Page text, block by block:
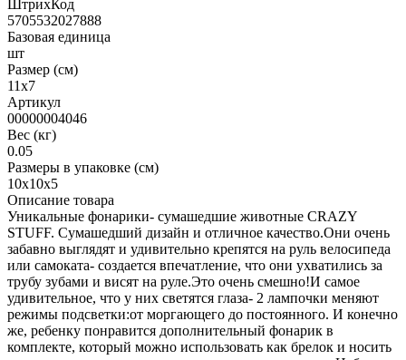
ШтрихКод
5705532027888
Базовая единица
шт
Размер (см)
11х7
Артикул
00000004046
Вес (кг)
0.05
Размеры в упаковке (см)
10х10х5
Описание товара
Уникальные фонарики- сумашедшие животные CRAZY
STUFF. Сумашедший дизайн и отличное качество.Они очень
забавно выглядят и удивительно крепятся на руль велосипеда
или самоката- создается впечатление, что они ухватились за
трубу зубами и висят на руле.Это очень смешно!И самое
удивительное, что у них светятся глаза- 2 лампочки меняют
режимы подсветки:от моргающего до постоянного. И конечно
же, ребенку понравится дополнительный фонарик в
комплекте, который можно использовать как брелок и носить